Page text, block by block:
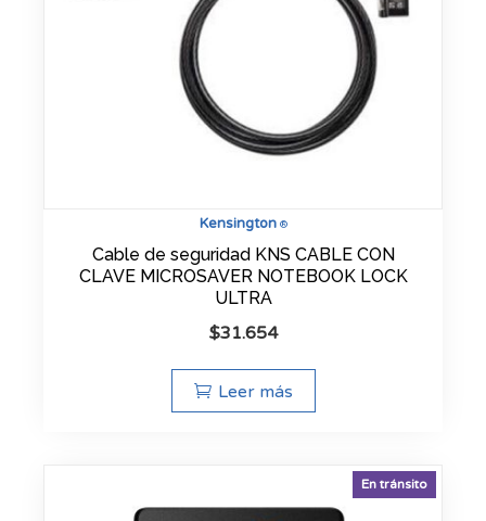
Kensington®
Cable de seguridad KNS CABLE CON
CLAVE MICROSAVER NOTEBOOK LOCK
ULTRA
$31.654
Leer más
En tránsito